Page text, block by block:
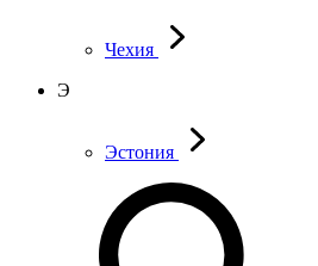
Чехия
Э
Эстония